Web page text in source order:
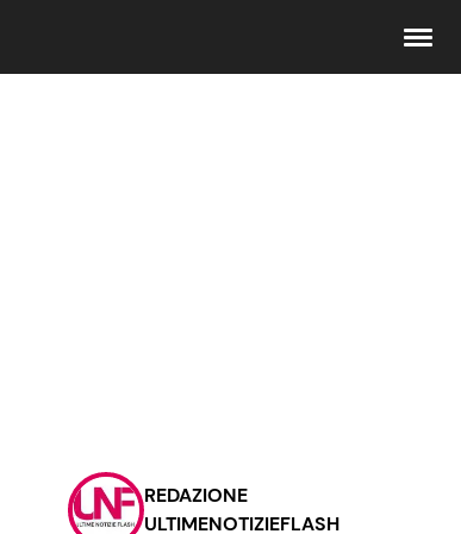
Contattaci
Pubblicità
REDAZIONE
ULTIMENOTIZIEFLASH